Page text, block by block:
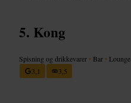
Kong
Spisning og drikkevarer • Bar • Lounge
3,1
3,5